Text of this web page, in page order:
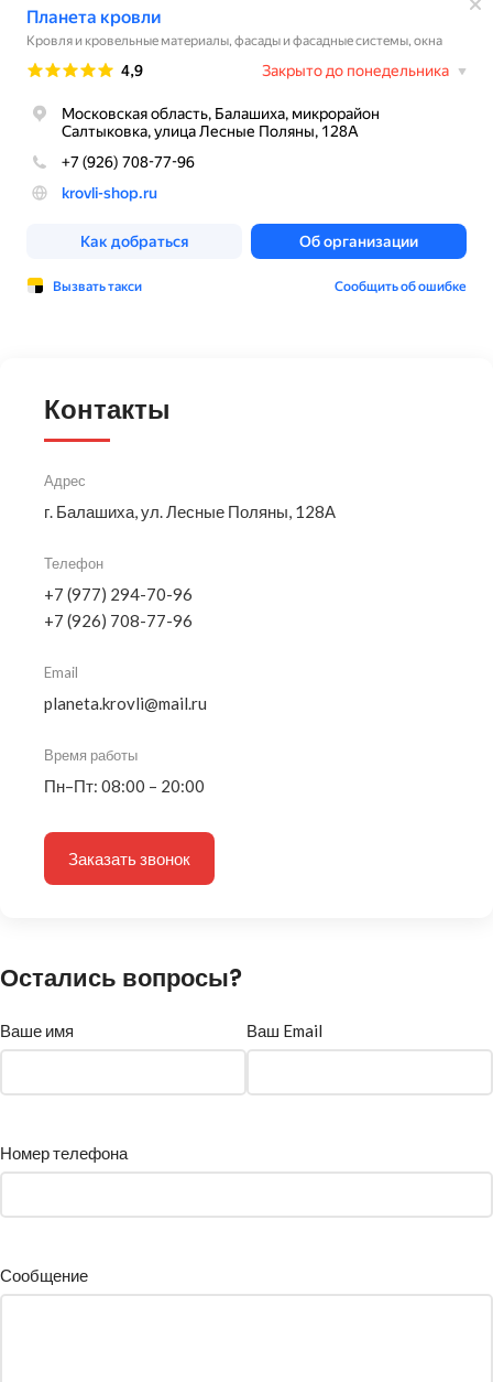
Контакты
Адрес
г. Балашиха, ул. Лесные Поляны, 128А
Телефон
+7 (977) 294-70-96
+7 (926) 708-77-96
Email
planeta.krovli@mail.ru
Время работы
Пн–Пт: 08:00 – 20:00
Заказать звонок
Остались вопросы?
Ваше имя Ваш Email
Номер телефона
Сообщение